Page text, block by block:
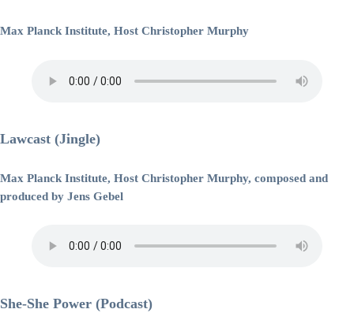
Max Planck Institute, Host Christopher Murphy
Lawcast (Jingle)
Max Planck Institute, Host Christopher Murphy, composed and
produced by Jens Gebel
She-She Power (Podcast)